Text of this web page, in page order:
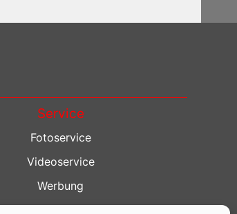
Service
Fotoservice
Videoservice
Werbung